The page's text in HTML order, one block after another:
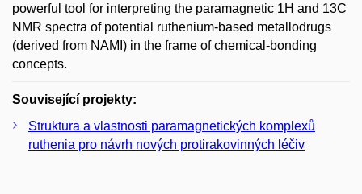
powerful tool for interpreting the paramagnetic 1H and 13C
NMR spectra of potential ruthenium-based metallodrugs
(derived from NAMI) in the frame of chemical-bonding
concepts.
Související projekty:
Struktura a vlastnosti paramagnetických komplexů
ruthenia pro návrh nových protirakovinných léčiv